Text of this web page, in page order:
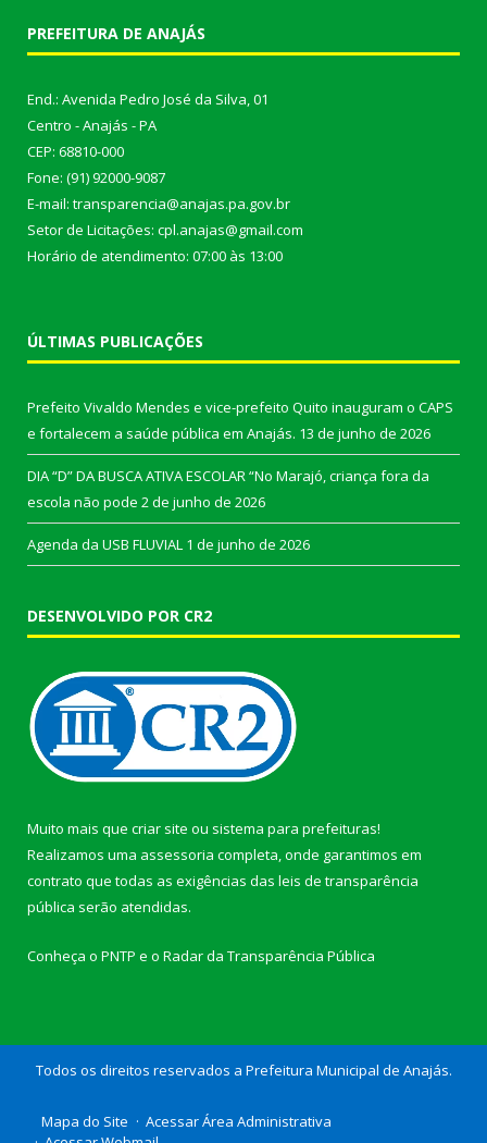
PREFEITURA DE ANAJÁS
End.: Avenida Pedro José da Silva, 01
Centro - Anajás - PA
CEP: 68810-000
Fone: (91) 92000-9087
E-mail: transparencia@anajas.pa.gov.br
Setor de Licitações: cpl.anajas@gmail.com
Horário de atendimento: 07:00 às 13:00
ÚLTIMAS PUBLICAÇÕES
Prefeito Vivaldo Mendes e vice-prefeito Quito inauguram o CAPS
e fortalecem a saúde pública em Anajás. 13 de junho de 2026
DIA “D” DA BUSCA ATIVA ESCOLAR “No Marajó, criança fora da
escola não pode 2 de junho de 2026
Agenda da USB FLUVIAL 1 de junho de 2026
DESENVOLVIDO POR CR2
Muito mais que criar site ou sistema para prefeituras!
Realizamos uma assessoria completa, onde garantimos em
contrato que todas as exigências das leis de transparência
pública serão atendidas.
Conheça o PNTP e o Radar da Transparência Pública
Todos os direitos reservados a Prefeitura Municipal de Anajás.
Mapa do Site
Acessar Área Administrativa